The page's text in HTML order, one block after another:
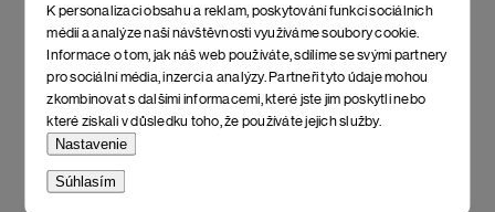
K personalizaci obsahu a reklam, poskytování funkcí sociálních
médií a analýze naší návštěvnosti využíváme soubory cookie.
Informace o tom, jak náš web používáte, sdílíme se svými partnery
pro sociální média, inzerci a analýzy. Partneři tyto údaje mohou
zkombinovat s dalšími informacemi, které jste jim poskytli nebo
které získali v důsledku toho, že používáte jejich služby.
Nastavenie
Súhlasím